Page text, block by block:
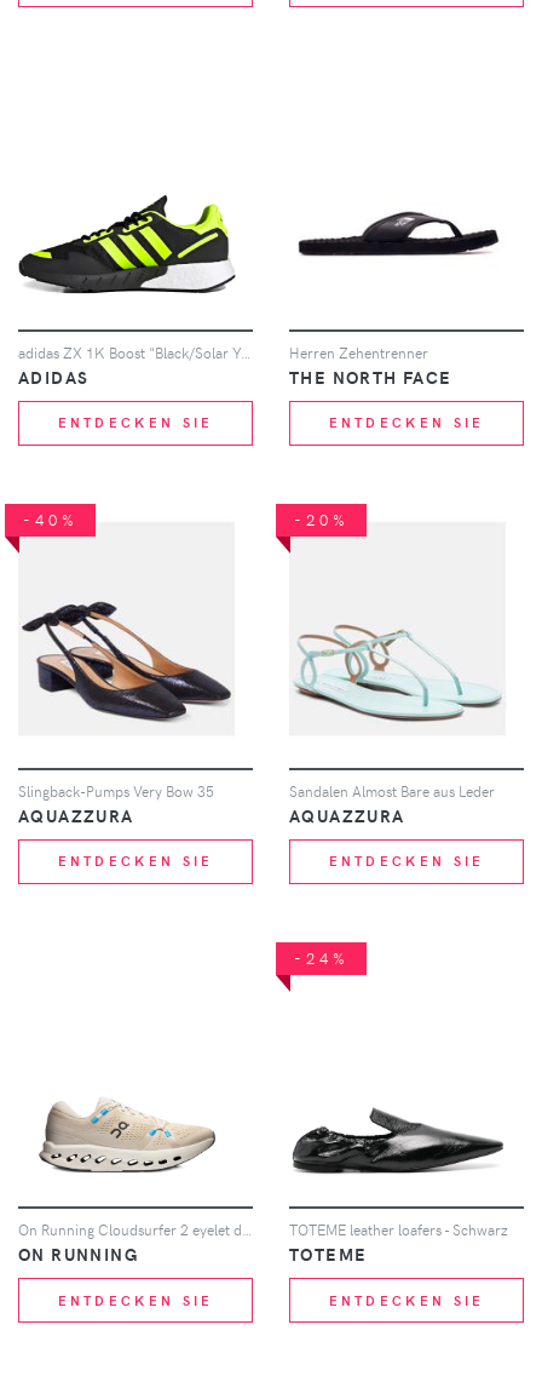
ADIDAS
ENTDECKEN SIE
Herren Zehentrenner
THE NORTH FACE
ENTDECKEN SIE
-40%
Slingback-Pumps Very Bow 35
AQUAZZURA
ENTDECKEN SIE
-20%
Sandalen Almost Bare aus Leder
AQUAZZURA
ENTDECKEN SIE
ON RUNNING
ENTDECKEN SIE
-24%
TOTEME leather loafers - Schwarz
TOTEME
ENTDECKEN SIE